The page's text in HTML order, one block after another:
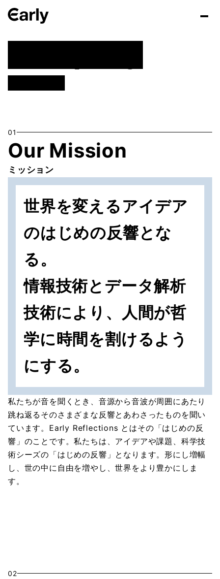
01
Our Mission
ミッション
世界を変えるアイデア
のはじめの反響とな
る。
情報技術とデータ解析
技術により、人間が哲
学に時間を割けるよう
にする。
私たちが音を聞くとき、音源から音波が周囲にあたり
跳ね返るそのさまざまな反響とあわさったものを聞い
ています。Early Reflections とはその「はじめの反
響」のことです。私たちは、アイデアや課題、科学技
術シーズの「はじめの反響」となります。形にし増幅
し、世の中に自由を増やし、世界をより豊かにしま
す。
02